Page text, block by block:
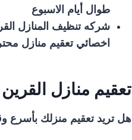
طوال أيام الاسبوع
شركه تنظيف المنازل
اخصائي تعقيم منازل
تعقيم منازل القرين
هل تريد تعقيم منزلك بأسرع